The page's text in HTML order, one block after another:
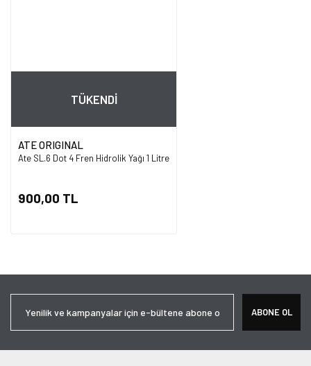
TÜKENDİ
ATE ORIGINAL
Ate SL.6 Dot 4 Fren Hidrolik Yağı 1 Litre
900,00 TL
ABONE OL